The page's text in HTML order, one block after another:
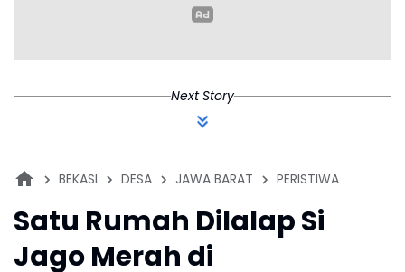
Next Story
BEKASI DESA JAWA BARAT PERISTIWA
Satu Rumah Dilalap Si
Jago Merah di